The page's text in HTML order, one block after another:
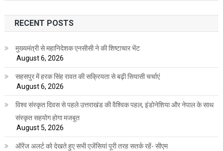
RECENT POSTS
मुख्यमंत्री से महानिदेशक एनसीसी ने की शिष्टाचार भेंट
August 6, 2026
सहसपुर में हरक सिंह रावत की सक्रियता से बढ़ी सियासी चर्चाएं
August 6, 2026
विश्व संस्कृत दिवस से पहले उत्तराखंड की वैश्विक पहल, इंडोनेशिया और नेपाल के साथ
संस्कृत सहयोग होगा मजबूत
August 5, 2026
ऑरेंज अलर्ट को देखते हुए सभी एजेंसियां पूरी तरह सतर्क रहें- सीएम